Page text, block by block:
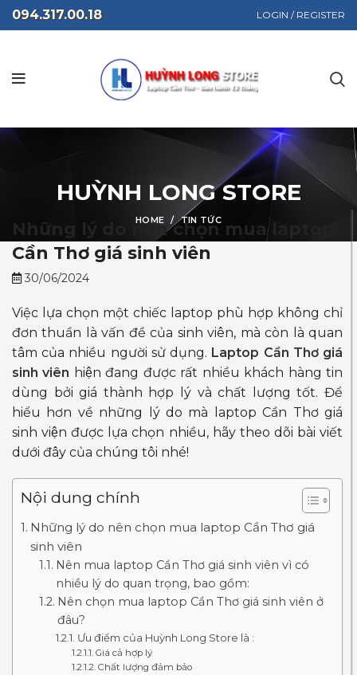
094.317.00.18 LOGIN / REGISTER
HUỲNH LONG STORE
HOME TIN TỨC
Những lý do nên chọn mua laptop
Cần Thơ giá sinh viên
30/06/2024
Việc lựa chọn một chiếc laptop phù hợp không chỉ
đơn thuần là vấn đề của sinh viên, mà còn là quan
tâm của nhiều người sử dụng. Laptop Cần Thơ giá
sinh viên hiện đang được rất nhiều khách hàng tin
dùng bởi giá thành hợp lý và chất lượng tốt. Để
hiểu hơn về những lý do mà laptop Cần Thơ giá
sinh viện được lựa chọn nhiều, hãy theo dõi bài viết
dưới đây của chúng tôi nhé!
Nội dung chính
Những lý do nên chọn mua laptop Cần Thơ giá
sinh viên
Nên mua laptop Cần Thơ giá sinh viên vì có
nhiều lý do quan trọng, bao gồm:
Nên chọn mua laptop Cần Thơ giá sinh viên ở
đâu?
Ưu điểm của Huỳnh Long Store là :
Giá cả hợp lý
Chất lượng đảm bảo